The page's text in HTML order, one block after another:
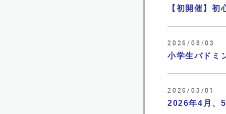
【初開催】
2026/08/03
小学生バドミ
2026/03/01
2026年4月、